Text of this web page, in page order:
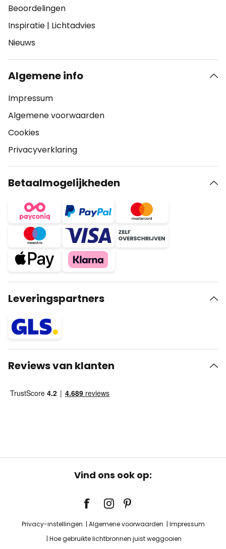
Beoordelingen
Inspiratie | Lichtadvies
Nieuws
Algemene info
Impressum
Algemene voorwaarden
Cookies
Privacyverklaring
Betaalmogelijkheden
Leveringspartners
Reviews van klanten
Vind ons ook op:
Privacy-instellingen Algemene voorwaarden
Impressum
Hoe gebruikte lichtbronnen juist weggooien